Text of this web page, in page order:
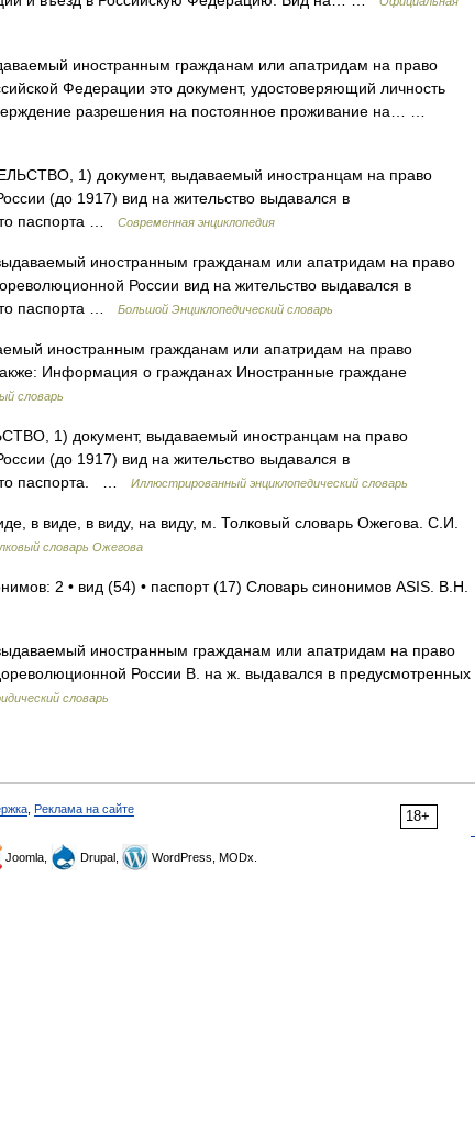
иностранным гражданам или апатридам на право
Федерации это документ, удостоверяющий личность
разрешения на постоянное проживание на… …
1) документ, выдаваемый иностранцам на право
(до 1917) вид на жительство выдавался в
паспорта …
Современная энциклопедия
иностранным гражданам или апатридам на право
России вид на жительство выдавался в
паспорта …
Большой Энциклопедический словарь
иностранным гражданам или апатридам на право
Информация о гражданах Иностранные граждане
словарь
1) документ, выдаваемый иностранцам на право
(до 1917) вид на жительство выдавался в
паспорта. …
Иллюстрированный энциклопедический словарь
в виде, в виду, на виду, м. Толковый словарь Ожегова. С.И.
словарь Ожегова
2 • вид (54) • паспорт (17) Словарь синонимов ASIS. В.Н.
иностранным гражданам или апатридам на право
России В. на ж. выдавался в предусмотренных
словарь
18+
Реклама на сайте
Joomla, Drupal, WordPress, MODx.